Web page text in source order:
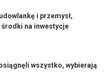
i przemysł,
na inwestycje
wszystko, wybierają